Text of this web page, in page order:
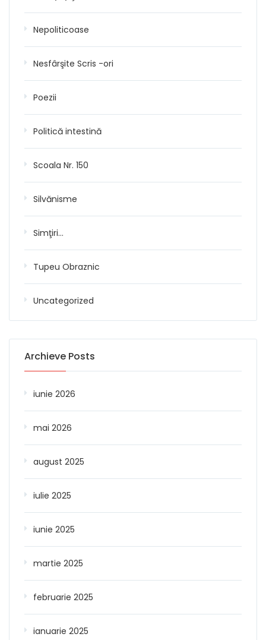
Nepoliticoase
Nesfârşite Scris -ori
Poezii
Politică intestină
Scoala Nr. 150
Silvănisme
Simţiri…
Tupeu Obraznic
Uncategorized
Archieve Posts
iunie 2026
mai 2026
august 2025
iulie 2025
iunie 2025
martie 2025
februarie 2025
ianuarie 2025